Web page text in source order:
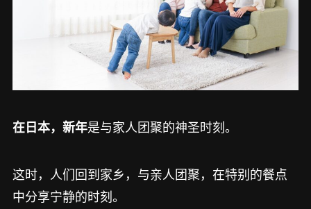
在日本，新年是与家人团聚的神圣时刻。
这时，人们回到家乡，与亲人团聚，在特别的餐点
中分享宁静的时刻。